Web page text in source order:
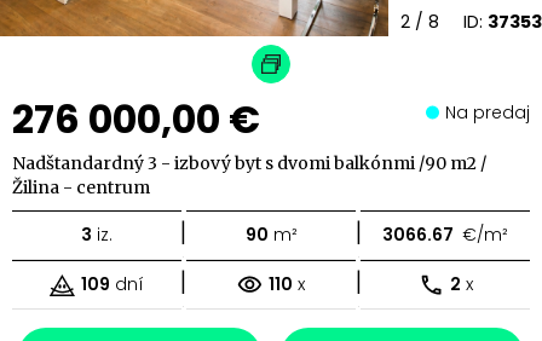
ID: 37353
2 / 8
276 000,00 € Na predaj
Nadštandardný 3 - izbový byt s dvomi balkónmi /90 m2 /
Žilina - centrum
3 iz. | 90 m² | 3066.67 €/m²
109 dní | 110 x | 2 x